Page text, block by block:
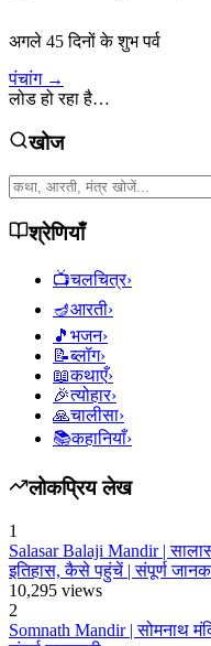
अगले 45 दिनों के शुभ पर्व
पंचांग →
लोड हो रहा है…
खोज
श्रेणियाँ
📺चलचित्र›
🪔आरती›
🎵 भजन›
📝ब्लॉग›
📖कथाएँ›
🎉त्योहार›
🙏चालीसा›
📚कहानियाँ›
लोकप्रिय लेख
1
Salasar Balaji Mandir |
इतिहास, कैसे पहुंचें | संपूर्ण
10,295 views
2
Somnath Mandir | सोमनाथ